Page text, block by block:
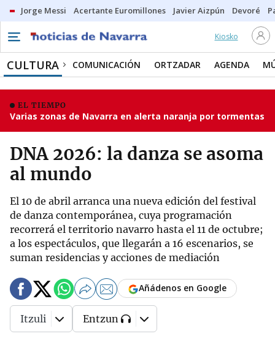
Jorge Messi Acertante Euromillones Javier Aizpún Devoré
Kiosko
CULTURA COMUNICACIÓN ORTZADAR AGENDA
EL TIEMPO
Varias zonas de Navarra en alerta naranja por tormentas
DNA 2026: la danza se asoma
al mundo
El 10 de abril arranca una nueva edición del festival
de danza contemporánea, cuya programación
recorrerá el territorio navarro hasta el 11 de octubre;
a los espectáculos, que llegarán a 16 escenarios, se
suman residencias y acciones de mediación
Añádenos en Google
Itzuli Entzun